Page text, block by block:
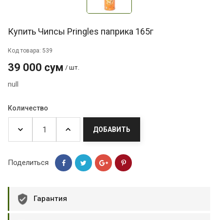
Купить Чипсы Pringles паприка 165г
Код товара: 539
39 000 сум / шт.
null
Количество
ДОБАВИТЬ
Поделиться
Гарантия